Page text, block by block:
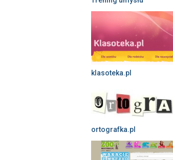
klasoteka.pl
ortografka.pl